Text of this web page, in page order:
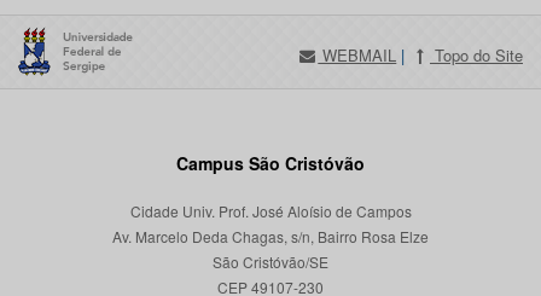
WEBMAIL | Topo do Site
Campus São Cristóvão
Cidade Univ. Prof. José Aloísio de Campos
Av. Marcelo Deda Chagas, s/n, Bairro Rosa Elze
São Cristóvão/SE
CEP 49107-230